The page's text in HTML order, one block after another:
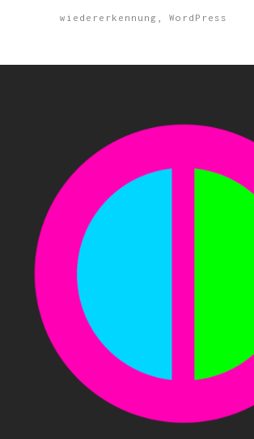
wiedererkennung WordPress